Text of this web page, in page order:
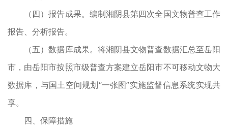
（四）报告成果。编制湘阴县第四次全国文物普查工作
报告、分析报告。
（五）数据库成果。将湘阴县文物普查数据汇总至岳阳
市，由岳阳市按照市级普查方案建立岳阳市不可移动文物大
数据库，与国土空间规划“一张图”实施监督信息系统实现共
享。
四、保障措施